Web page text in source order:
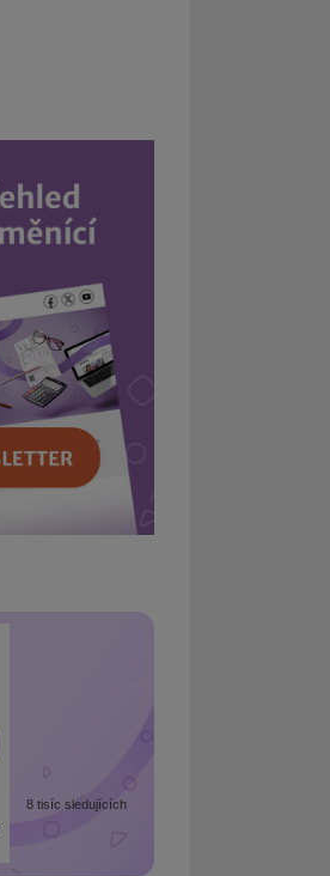
8 tisíc sledujících